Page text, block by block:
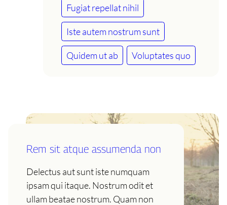
Fugiat repellat nihil
Iste autem nostrum sunt
Quidem ut ab Voluptates quo
Rem sit atque assumenda non
Delectus aut sunt iste numquam
ipsam qui itaque. Nostrum odit et
ullam beatae nostrum. Quam non